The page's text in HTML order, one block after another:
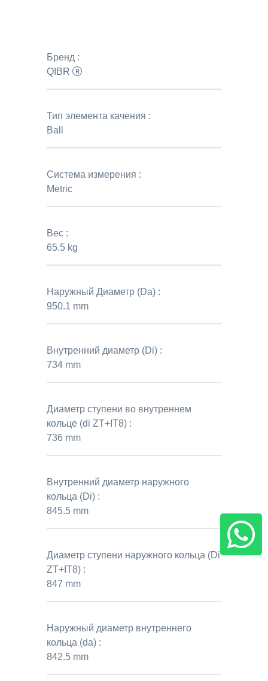
Бренд :
QIBR
Тип элемента качения :
Ball
Система измерения :
Metric
Вес :
65.5 kg
Наружный Диаметр (Da) :
950.1 mm
Внутренний диаметр (Di) :
734 mm
Диаметр ступени во внутреннем
кольце (di ZT+IT8) :
736 mm
Внутренний диаметр наружного
кольца (Di) :
845.5 mm
Диаметр ступени наружного кольца (Di
ZT+IT8) :
847 mm
Наружный диаметр внутреннего
кольца (da) :
842.5 mm